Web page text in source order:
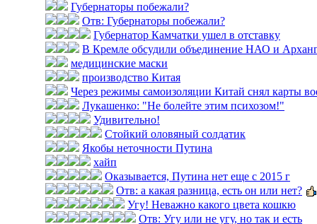
Губернаторы побежали?
Отв: Губернаторы побежали?
Губернатор Камчатки ушел в отставку
В Кремле обсудили объединение НАО и
медицинские маски
производство Китая
Через режимы самоизоляции Китай снял карты
Лукашенко: "Не болейте этим психозом!"
Удивительно!
Стойкий оловяный солдатик
Якобы неточности Путина
хайп
Оказывается, Путина нет еще с 2015 г
Отв: а какая разница, есть он или нет?
Угу! Неважно какого цвета кошкю
Отв: Угу или не угу, но так и есть